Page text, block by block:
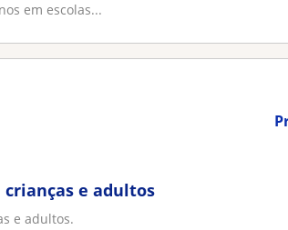
em escolas...
e adultos
e adultos.